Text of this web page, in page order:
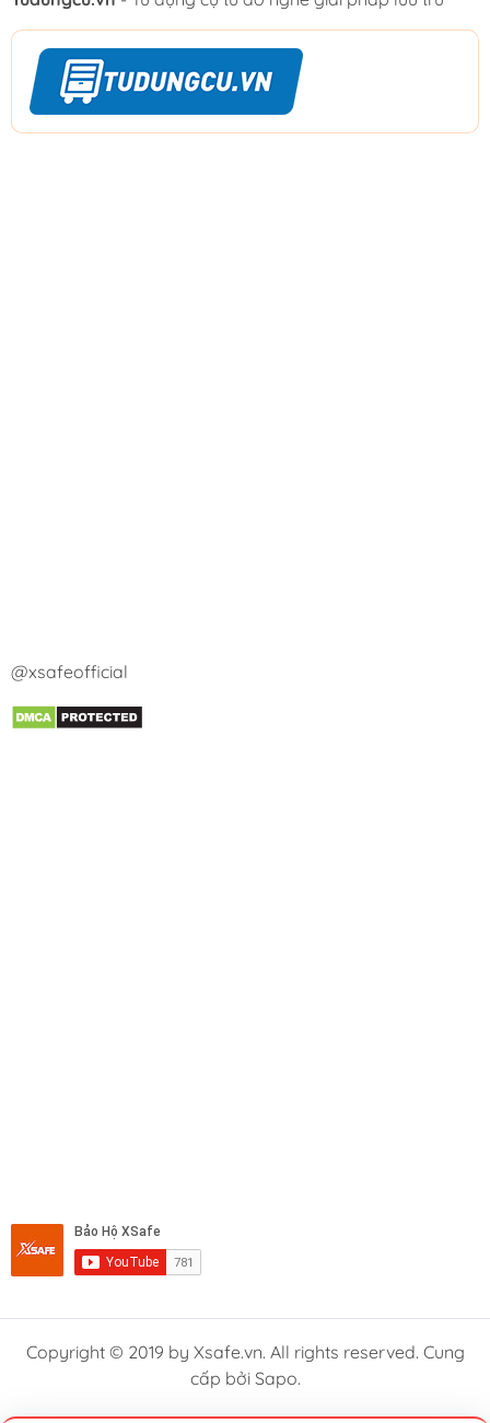
@xsafeofficial
Copyright © 2019 by Xsafe.vn. All rights reserved. Cung
cấp bởi Sapo.